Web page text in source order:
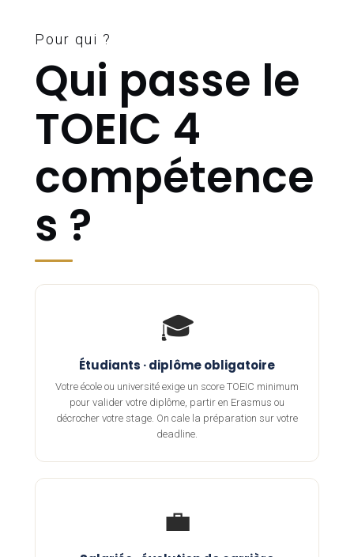
Pour qui ?
Qui passe le
TOEIC 4
compétence
s ?
🎓
Étudiants · diplôme obligatoire
Votre école ou université exige un score TOEIC minimum
pour valider votre diplôme, partir en Erasmus ou
décrocher votre stage. On cale la préparation sur votre
deadline.
💼